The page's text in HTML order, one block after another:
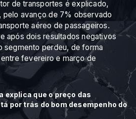
de transportes é explicado,
pelo avanço de 7% observado
aéreo de passageiros.
após dois resultados negativos
segmento perdeu, de forma
entre fevereiro e março de
explica que o preço das
por trás do bom desempenho do